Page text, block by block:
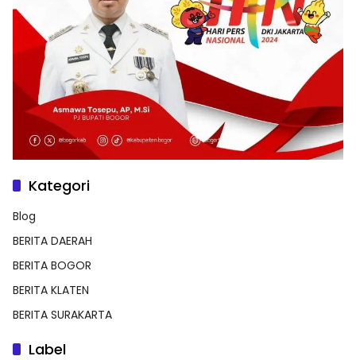
Kategori
Blog
BERITA DAERAH
BERITA BOGOR
BERITA KLATEN
BERITA SURAKARTA
Label